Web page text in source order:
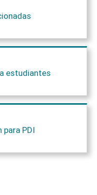
estudiantes
PDI